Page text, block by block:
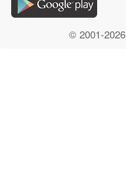
© 2001-2026